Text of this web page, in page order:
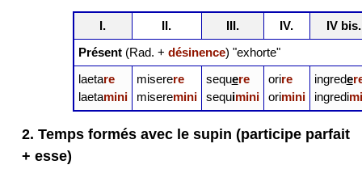
I. II. III. IV.
IV bis.
Présent (Rad. + désinence) "exhorte"
laetare
laetamini
miserere
miseremini
sequere
sequimini
orire
orimini
ingrede
ingredi
2. Temps formés avec le supin (participe parfait
+ esse)